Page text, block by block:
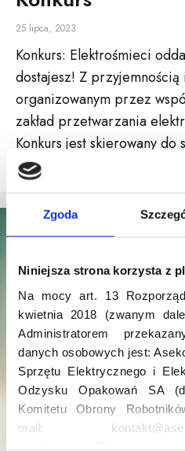
Zgoda
Niniejsza strona korzysta z
Na mocy art. 13
kwietnia 2018 (zwanym
Administratorem
danych osobowych jest:
Sprzętu Elektrycznego i
Odzysku Opakowań SA
Komitetu Obrony
mail:
25 lipca, 2023
Konkurs: Elektrośmieci
dostajesz! Z
organizowanym przez
zakład przetwarzania
Konkurs jest skierowany do
CZYTAJ WIĘCEJ